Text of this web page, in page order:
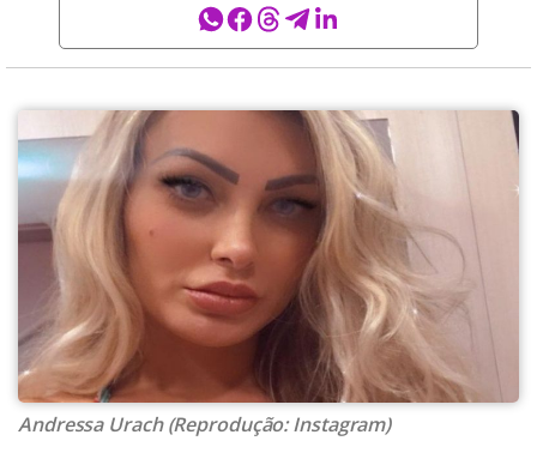
Andressa Urach (Reprodução: Instagram)